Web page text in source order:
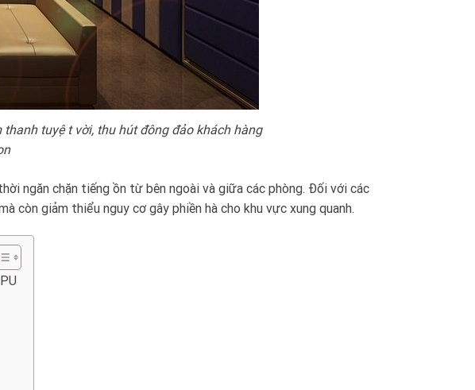
thanh tuyệt vời, thu hút đông đảo khách hàng
ngăn chặn tiếng ồn từ bên ngoài và giữa các phòng. Đối với các
còn giảm thiểu nguy cơ gây phiền hà cho khu vực xung quanh.